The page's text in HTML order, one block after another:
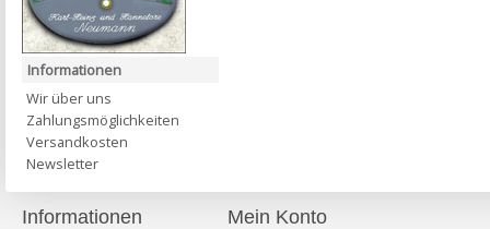
Informationen
Wir über uns
Zahlungsmöglichkeiten
Versandkosten
Newsletter
Informationen Mein Konto